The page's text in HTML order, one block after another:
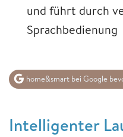
und führt durch
Sprachbedienung
home&smart bei Google
Intelligenter